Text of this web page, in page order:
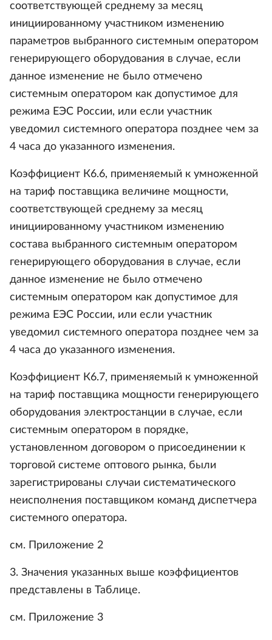
соответствующей среднему за месяц
инициированному участником изменению
параметров выбранного системным оператором
генерирующего оборудования в случае, если
данное изменение не было отмечено
системным оператором как допустимое для
режима ЕЭС России, или если участник
уведомил системного оператора позднее чем за
4 часа до указанного изменения.
Коэффициент К6.6, применяемый к умноженной
на тариф поставщика величине мощности,
соответствующей среднему за месяц
инициированному участником изменению
состава выбранного системным оператором
генерирующего оборудования в случае, если
данное изменение не было отмечено
системным оператором как допустимое для
режима ЕЭС России, или если участник
уведомил системного оператора позднее чем за
4 часа до указанного изменения.
Коэффициент К6.7, применяемый к умноженной
на тариф поставщика мощности генерирующего
оборудования электростанции в случае, если
системным оператором в порядке,
установленном договором о присоединении к
торговой системе оптового рынка, были
зарегистрированы случаи систематического
неисполнения поставщиком команд диспетчера
системного оператора.
см. Приложение 2
3. Значения указанных выше коэффициентов
представлены в Таблице.
см. Приложение 3